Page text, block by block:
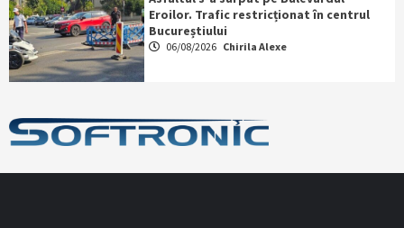
Eroilor. Trafic restricționat în centrul
Bucureștiului
06/08/2026 Chirila Alexe